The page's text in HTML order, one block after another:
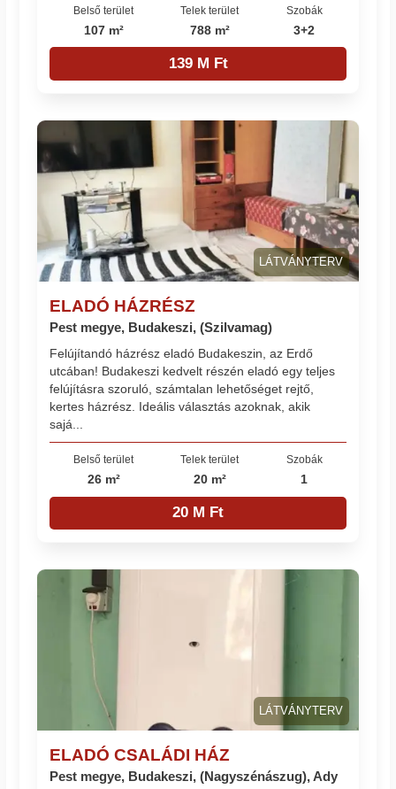
Belső terület
107 m²
Telek terület
788 m²
Szobák
3+2
139 M Ft
LÁTVÁNYTERV
ELADÓ HÁZRÉSZ
Pest megye, Budakeszi, (Szilvamag)
Felújítandó házrész eladó Budakeszin, az Erdő
utcában! Budakeszi kedvelt részén eladó egy teljes
felújításra szoruló, számtalan lehetőséget rejtő,
kertes házrész. Ideális választás azoknak, akik
sajá...
Belső terület
26 m²
Telek terület
20 m²
Szobák
1
20 M Ft
LÁTVÁNYTERV
ELADÓ CSALÁDI HÁZ
Pest megye, Budakeszi, (Nagyszénászug), Ady